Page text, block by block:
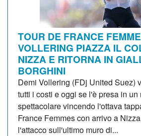
TOUR DE FRANCE
VOLLERING PIAZZA IL
NIZZA E RITORNA IN
BORGHINI
Demi Vollering (FDj United Suez)
tutti i costi e oggi se l'è presa in un
spettacolare vincendo l'ottava
France Femmes con arrivo a
l'attacco sull'ultimo muro di...